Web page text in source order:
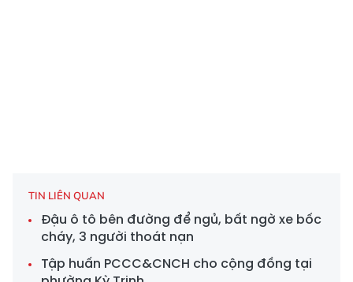
TIN LIÊN QUAN
Đậu ô tô bên đường để ngủ, bất ngờ xe bốc
cháy, 3 người thoát nạn
Tập huấn PCCC&CNCH cho cộng đồng tại